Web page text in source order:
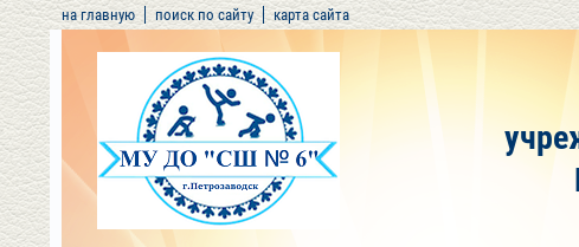
на главную поиск по сайту карта сайта